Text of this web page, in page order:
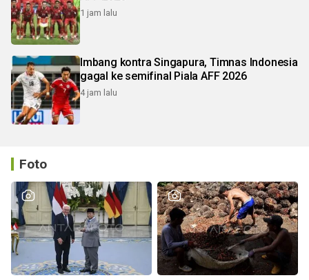
1 jam lalu
Imbang kontra Singapura, Timnas Indonesia
gagal ke semifinal Piala AFF 2026
4 jam lalu
Foto